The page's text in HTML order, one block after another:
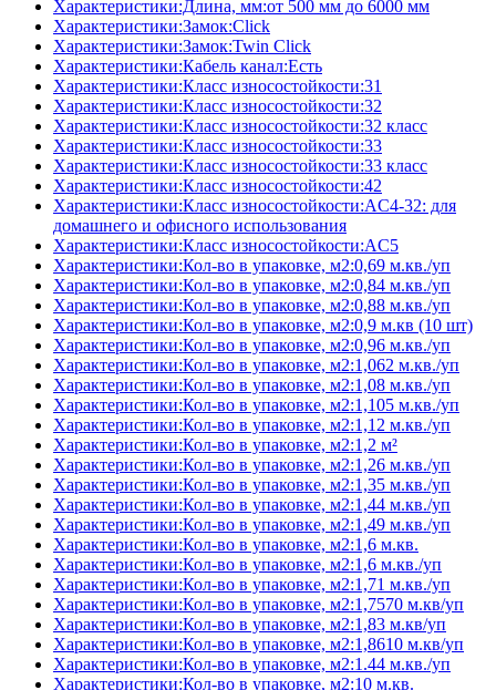
Характеристики:Длина, мм:от 500 мм до 6000 мм
Характеристики:Замок:Click
Характеристики:Замок:Twin Click
Характеристики:Кабель канал:Есть
Характеристики:Класс износостойкости:31
Характеристики:Класс износостойкости:32
Характеристики:Класс износостойкости:32 класс
Характеристики:Класс износостойкости:33
Характеристики:Класс износостойкости:33 класс
Характеристики:Класс износостойкости:42
Характеристики:Класс износостойкости:AC4-32: для
домашнего и офисного использования
Характеристики:Класс износостойкости:AC5
Характеристики:Кол-во в упаковке, м2:0,69 м.кв./уп
Характеристики:Кол-во в упаковке, м2:0,84 м.кв./уп
Характеристики:Кол-во в упаковке, м2:0,88 м.кв./уп
Характеристики:Кол-во в упаковке, м2:0,9 м.кв (10 шт)
Характеристики:Кол-во в упаковке, м2:0,96 м.кв./уп
Характеристики:Кол-во в упаковке, м2:1,062 м.кв./уп
Характеристики:Кол-во в упаковке, м2:1,08 м.кв./уп
Характеристики:Кол-во в упаковке, м2:1,105 м.кв./уп
Характеристики:Кол-во в упаковке, м2:1,12 м.кв./уп
Характеристики:Кол-во в упаковке, м2:1,2 м²
Характеристики:Кол-во в упаковке, м2:1,26 м.кв./уп
Характеристики:Кол-во в упаковке, м2:1,35 м.кв./уп
Характеристики:Кол-во в упаковке, м2:1,44 м.кв./уп
Характеристики:Кол-во в упаковке, м2:1,49 м.кв./уп
Характеристики:Кол-во в упаковке, м2:1,6 м.кв.
Характеристики:Кол-во в упаковке, м2:1,6 м.кв./уп
Характеристики:Кол-во в упаковке, м2:1,71 м.кв./уп
Характеристики:Кол-во в упаковке, м2:1,7570 м.кв/уп
Характеристики:Кол-во в упаковке, м2:1,83 м.кв/уп
Характеристики:Кол-во в упаковке, м2:1,8610 м.кв/уп
Характеристики:Кол-во в упаковке, м2:1.44 м.кв./уп
Характеристики:Кол-во в упаковке, м2:10 м.кв.